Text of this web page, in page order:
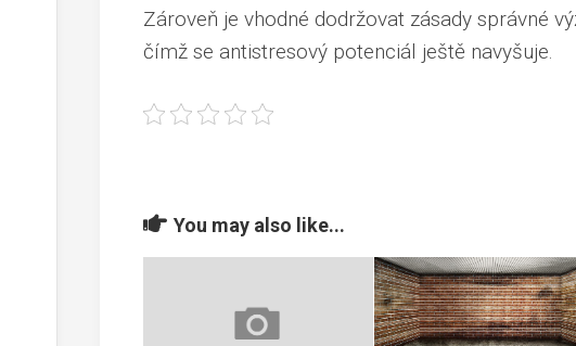
Zároveň je vhodné dodržovat zásady správné
čímž se antistresový potenciál ještě navyšuje.
You may also like...